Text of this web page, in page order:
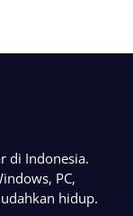
di Indonesia.
PC,
hidup.